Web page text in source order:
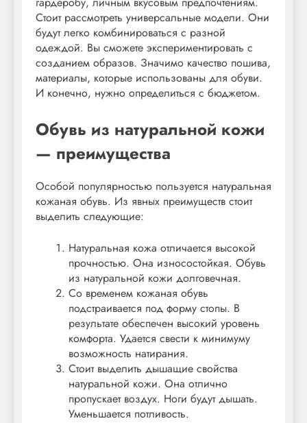
Стоит рассмотреть универсальные модели. Они
будут легко комбинироваться с разной
одеждой. Вы сможете экспериментировать с
созданием образов. Значимо качество пошива,
материалы, которые использованы для обуви.
И конечно, нужно определиться с бюджетом.
Обувь из натуральной кожи
— преимущества
Особой популярностью пользуется натуральная
кожаная обувь. Из явных преимуществ стоит
выделить следующие:
Натуральная кожа отличается высокой
прочностью. Она износостойкая. Обувь
из натуральной кожи долговечная.
Со временем кожаная обувь
подстраивается под форму стопы. В
результате обеспечен высокий уровень
комфорта. Удается свести к минимуму
возможность натирания.
Стоит выделить дышащие свойства
натуральной кожи. Она отлично
пропускает воздух. Ноги будут дышать.
Уменьшается потливость.